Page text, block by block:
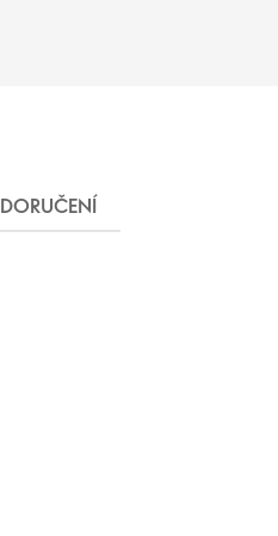
DORUČENÍ